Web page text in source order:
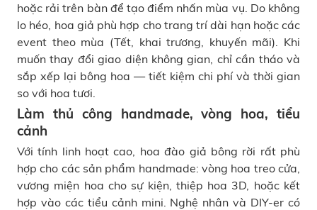
hoặc rải trên bàn để tạo điểm nhấn mùa vụ. Do không
lo héo, hoa giả phù hợp cho trang trí dài hạn hoặc các
event theo mùa (Tết, khai trương, khuyến mãi). Khi
muốn thay đổi giao diện không gian, chỉ cần tháo và
sắp xếp lại bông hoa — tiết kiệm chi phí và thời gian
so với hoa tươi.
Làm thủ công handmade, vòng hoa, tiểu
cảnh
Với tính linh hoạt cao, hoa đào giả bông rời rất phù
hợp cho các sản phẩm handmade: vòng hoa treo cửa,
vương miện hoa cho sự kiện, thiệp hoa 3D, hoặc kết
hợp vào các tiểu cảnh mini. Nghệ nhân và DIY-er có